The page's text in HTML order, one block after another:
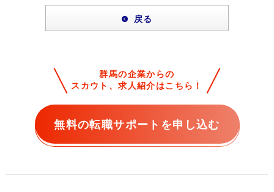
戻る
群馬の企業からの
スカウト、求人紹介はこちら！
無料の転職サポートを申し込む